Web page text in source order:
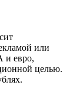
или
и евро,
целью.